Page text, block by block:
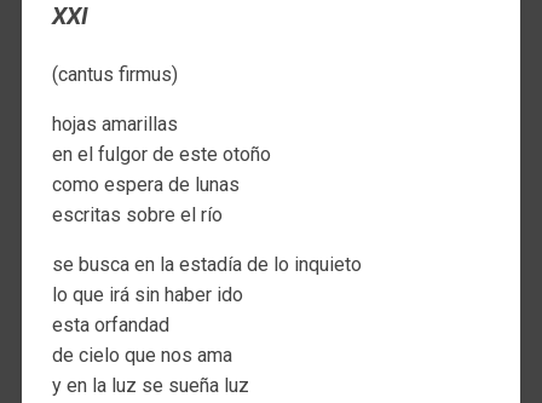
XXI
(cantus firmus)
hojas amarillas
en el fulgor de este otoño
como espera de lunas
escritas sobre el río
se busca en la estadía de lo inquieto
lo que irá sin haber ido
esta orfandad
de cielo que nos ama
y en la luz se sueña luz